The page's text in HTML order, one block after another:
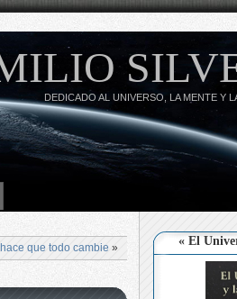
DEDICADO AL UNIVERSO, LA MENTE Y
« El
que todo cambie »